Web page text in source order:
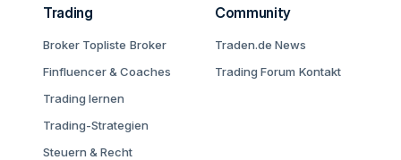
Trading
Broker Topliste Broker
Finfluencer & Coaches
Trading lernen
Trading-Strategien
Steuern & Recht
Community
Traden.de News
Trading Forum Kontakt